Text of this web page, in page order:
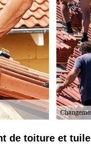
de toiture et tuile